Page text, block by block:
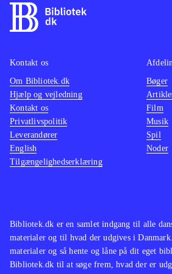
lækre grafik er spillet en direkte
filmisk oplevelse
leder tankerne hen på The
Scrolls-serien og GTA-serien. Serien
findes også på en lang række
biblioteker
Assassin's Creed-serien er
monumental, og dette spil viser
hvorfor. Her har man historie,
den heldige låner en herlig
spiloplevelse .
Bibliotek.dk er en samlet indgang til alle
materialer og til hvad der udgives i
materialer og så hente og låne på dit eget
Bibliotek.dk til at søge frem, hvad der er
Kontakt os
Om Bibliotek.dk
Hjælp og vejledning
Kontakt os
Privatlivspolitik
Leverandører
English
Tilgængelighedserklæring
Bøger
Film
Musik
Spil
Noder